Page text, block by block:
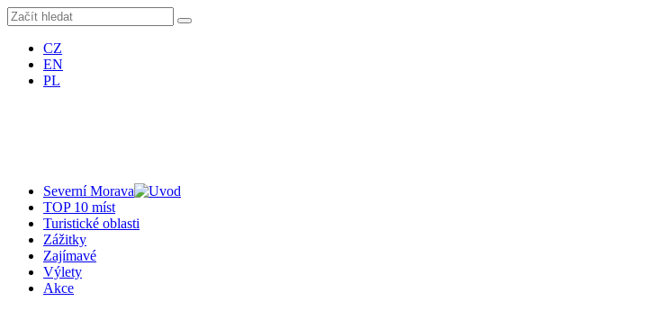
CZ
EN
PL
Severní Morava
TOP 10 míst
Turistické oblasti
Zážitky
Zajímavé
Výlety
Akce